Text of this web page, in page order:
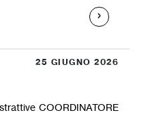
25 GIUGNO 2026
COORDINATORE